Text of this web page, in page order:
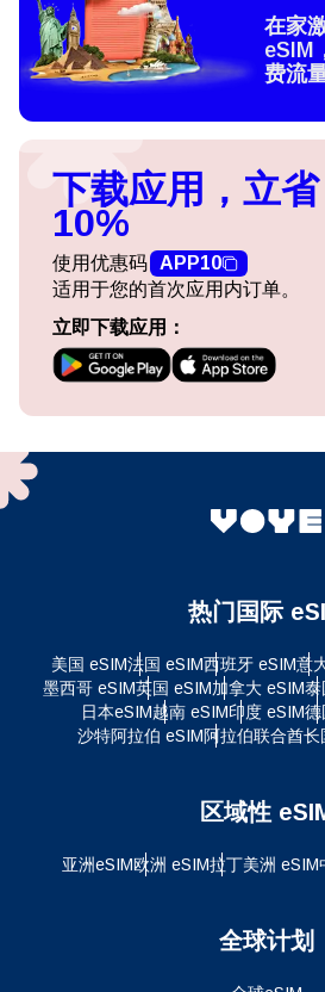
在家
eSIM
费流
下载应用，立省
10%
使用优惠码 APP10
适用于您的首次应用内订单。
立即下载应用：
热门国际
美国 eSIM法国 eSIM西班牙 eSIM意
墨西哥 eSIM英国 eSIM加拿大 eSIM泰
日本eSIM越南 eSIM印度 eSIM德
沙特阿拉伯 eSIM阿拉伯联合酋长
区域性
亚洲eSIM欧洲 eSIM拉丁美洲 eSIM
全球计划